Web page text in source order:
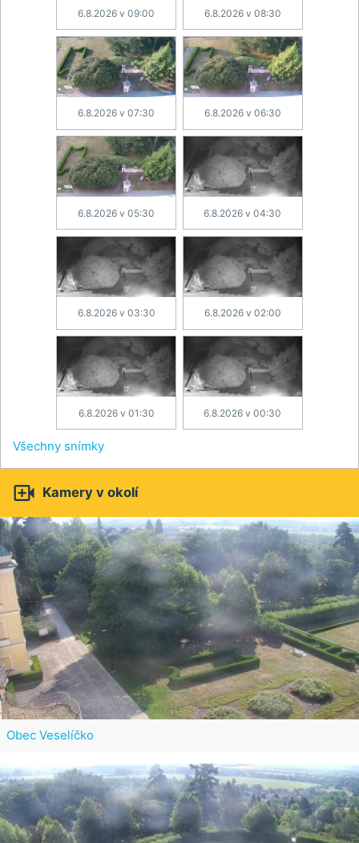
6.8.2026 v 09:00 6.8.2026 v 08:30
6.8.2026 v 07:30 6.8.2026 v 06:30
6.8.2026 v 05:30 6.8.2026 v 04:30
6.8.2026 v 03:30 6.8.2026 v 02:00
6.8.2026 v 01:30 6.8.2026 v 00:30
Všechny snímky
 Kamery v okolí
Obec Veselíčko